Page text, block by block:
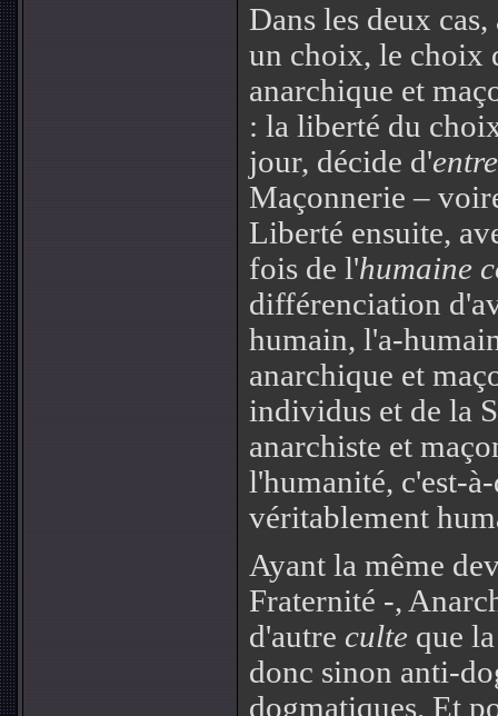
Dans les deux
un choix, le choix
anarchique et
: la liberté du
jour, décide d'
Maçonnerie –
Liberté ensuite,
fois de l'humaine
différenciation
humain, l'a-
anarchique et
individus et de la
anarchiste et
l'humanité, c'est-
véritablement
Ayant la même
Fraternité -,
d'autre culte que
donc sinon anti-
dogmatiques. Et